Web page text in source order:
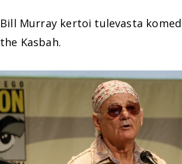
Bill Murray kertoi tulevasta
the Kasbah.